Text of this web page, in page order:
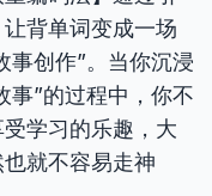
背单词变成一场
事创作”。当你沉浸
事”的过程中，你不
学习的乐趣，大
就不容易走神